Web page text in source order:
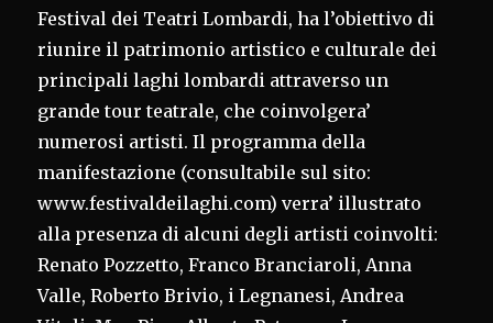
Festival dei Teatri Lombardi, ha l’obiettivo di
riunire il patrimonio artistico e culturale dei
principali laghi lombardi attraverso un
grande tour teatrale, che coinvolgera’
numerosi artisti. Il programma della
manifestazione (consultabile sul sito:
www.festivaldeilaghi.com) verra’ illustrato
alla presenza di alcuni degli artisti coinvolti:
Renato Pozzetto, Franco Branciaroli, Anna
Valle, Roberto Brivio, i Legnanesi, Andrea